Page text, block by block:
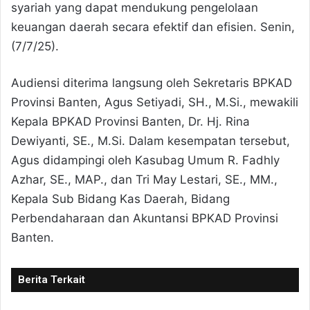
syariah yang dapat mendukung pengelolaan
keuangan daerah secara efektif dan efisien. Senin,
(7/7/25).
Audiensi diterima langsung oleh Sekretaris BPKAD
Provinsi Banten, Agus Setiyadi, SH., M.Si., mewakili
Kepala BPKAD Provinsi Banten, Dr. Hj. Rina
Dewiyanti, SE., M.Si. Dalam kesempatan tersebut,
Agus didampingi oleh Kasubag Umum R. Fadhly
Azhar, SE., MAP., dan Tri May Lestari, SE., MM.,
Kepala Sub Bidang Kas Daerah, Bidang
Perbendaharaan dan Akuntansi BPKAD Provinsi
Banten.
Berita Terkait